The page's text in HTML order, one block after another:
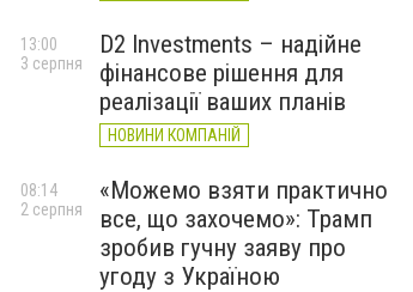
D2 Investments – надійне
фінансове рішення для
реалізації ваших планів
НОВИНИ КОМПАНІЙ
13:00
3 серпня
«Можемо взяти практично
все, що захочемо»: Трамп
зробив гучну заяву про
угоду з Україною
08:14
2 серпня